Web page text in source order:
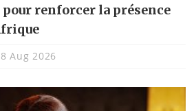
pour renforcer la présence
Aug 2026